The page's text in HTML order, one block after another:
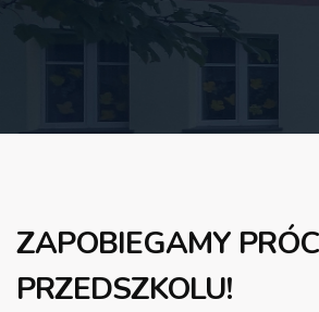
ZAPOBIEGAMY
PRZEDSZKOLU!